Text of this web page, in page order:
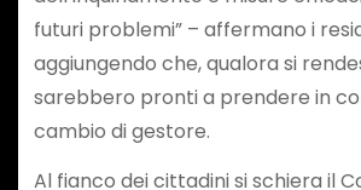
futuri problemi” – affermano i
aggiungendo che, qualora si
sarebbero pronti a prendere in
cambio di gestore.
Al fianco dei cittadini si schiera il